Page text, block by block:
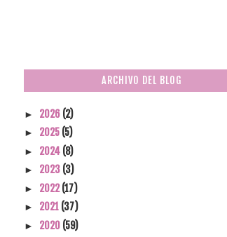
ARCHIVO DEL BLOG
► 2026 (2)
► 2025 (5)
► 2024 (8)
► 2023 (3)
► 2022(17)
► 2021 (37)
► 2020 (59)